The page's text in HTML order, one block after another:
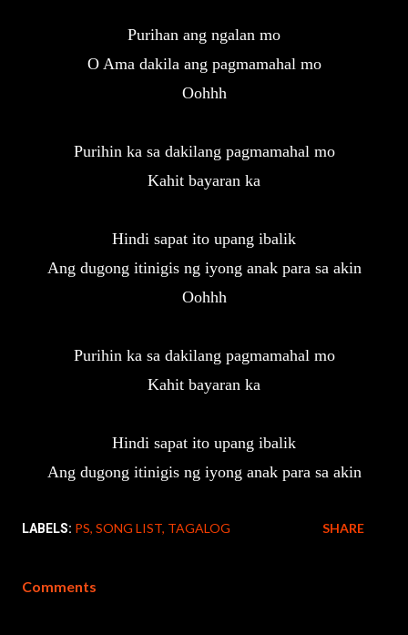
Purihan ang ngalan mo
O Ama dakila ang pagmamahal mo
Oohhh
Purihin ka sa dakilang pagmamahal mo
Kahit bayaran ka
Hindi sapat ito upang ibalik
Ang dugong itinigis ng iyong anak para sa akin
Oohhh
Purihin ka sa dakilang pagmamahal mo
Kahit bayaran ka
Hindi sapat ito upang ibalik
Ang dugong itinigis ng iyong anak para sa akin
LABELS: PS SONG LIST TAGALOG SHARE
Comments